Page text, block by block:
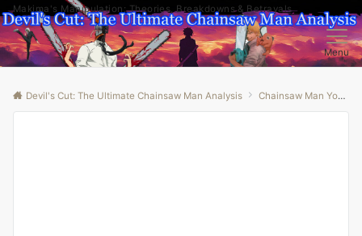
Makima's Manipulation: Theories, Breakdowns & Betrayals
Menu
Devil's Cut: The Ultimate Chainsaw Man Analysis Chainsaw Man Youtube